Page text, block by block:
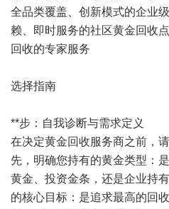
全品类覆盖、创新模式的企业
赖、即时服务的社区黄金回收
回收的专家服务
选择指南
**步：自我诊断与需求定义
在决定黄金回收服务商之前，
先，明确您持有的黄金类型：
黄金、投资金条，还是企业持
的核心目标：是追求最高的回